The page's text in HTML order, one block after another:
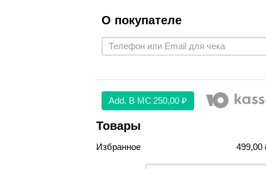
О покупателе
Аdd. В МС 250,00 ₽
Товары
Избранное 499,00